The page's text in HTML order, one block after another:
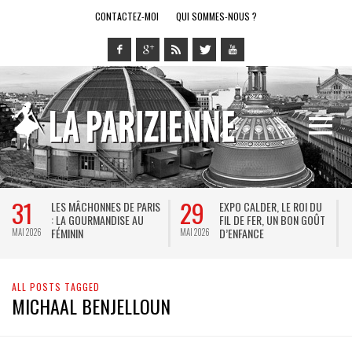
CONTACTEZ-MOI QUI SOMMES-NOUS ?
31
MAI 2026
LES MÂCHONNES DE PARIS
: LA GOURMANDISE AU
FÉMININ
29
MAI 2026
EXPO CALDER, LE ROI DU
FIL DE FER, UN BON GOÛT
D’ENFANCE
ALL POSTS TAGGED
MICHAAL BENJELLOUN